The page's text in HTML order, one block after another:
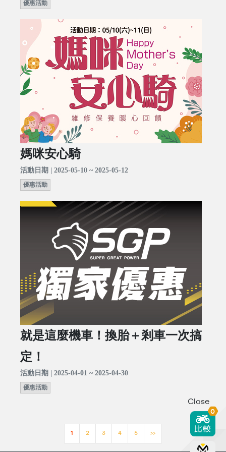
優惠活動
媽咪安心騎
活動日期 | 2025-05-10 ~ 2025-05-12
優惠活動
就是這麼機車！換胎＋剎車一次搞
定！
活動日期 | 2025-04-01 ~ 2025-04-30
優惠活動
1 2 3 4 5 >>
Close
0